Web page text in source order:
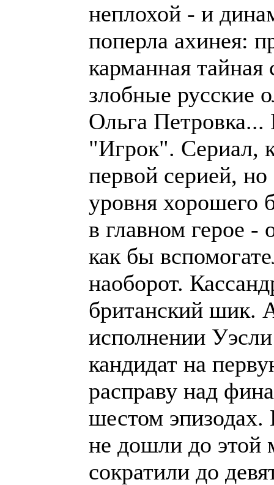
неплохой - и
поперла ахинея:
карманная тайная
злобные русские
Ольга Петровка...
"Игрок". Сериал,
первой серией, но
уровня хорошего
в главном герое -
как бы
наоборот.
британский шик.
исполнении
кандидат на
расправу над
шестом эпизодах.
не дошли до этой
сократили до